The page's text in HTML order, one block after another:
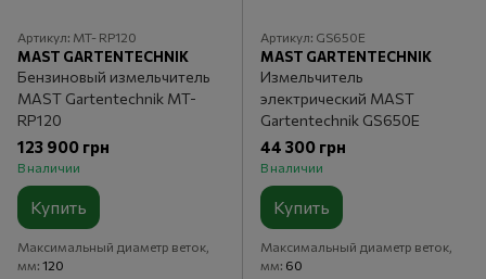
Артикул: MT- RP120
MAST GARTENTECHNIK
Бензиновый измельчитель
MAST Gartentechnik MT-
RP120
123 900 грн
В наличии
Купить
Максимальный диаметр веток,
мм 120
Артикул: GS650E
MAST GARTENTECHNIK
Измельчитель
электрический MAST
Gartentechnik GS650E
44 300 грн
В наличии
Купить
Максимальный диаметр веток,
мм 60